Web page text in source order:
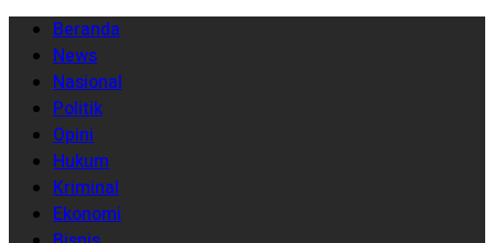
Beranda
News
Nasional
Politik
Opini
Hukum
Kriminal
Ekonomi